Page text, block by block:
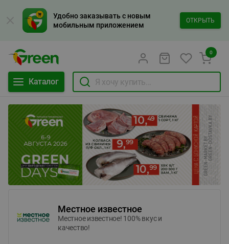
Удобно заказывать с новым
мобильным приложением
ОТКРЫТЬ
Каталог
0
Местное известное
Местное известное! 100% вкус и
качество!